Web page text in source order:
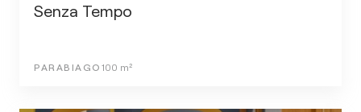
Senza Tempo
PARABIAGO 100 m²